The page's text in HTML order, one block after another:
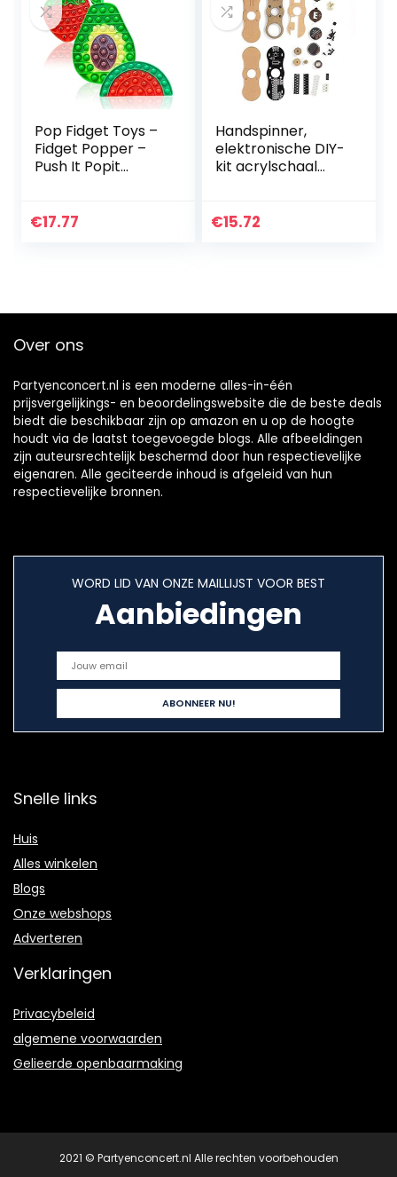
Pop Fidget Toys –
Fidget Popper –
Push It Popit
Poppers
€17.77
Handspinner,
elektronische DIY-
kit acrylschaal
gevarieerde led-
€15.72
Over ons
Partyenconcert.nl is een moderne alles-in-één
prijsvergelijkings- en beoordelingswebsite die de beste deals
biedt die beschikbaar zijn op amazon en u op de hoogte
houdt via de laatst toegevoegde blogs. Alle afbeeldingen
zijn auteursrechtelijk beschermd door hun respectievelijke
eigenaren. Alle geciteerde inhoud is afgeleid van hun
respectievelijke bronnen.
WORD LID VAN ONZE MAILLIJST VOOR BEST
Aanbiedingen
Snelle links
Huis
Alles winkelen
Blogs
Onze webshops
Adverteren
Verklaringen
Privacybeleid
algemene voorwaarden
Gelieerde openbaarmaking
2021 © Partyenconcert.nl Alle rechten voorbehouden